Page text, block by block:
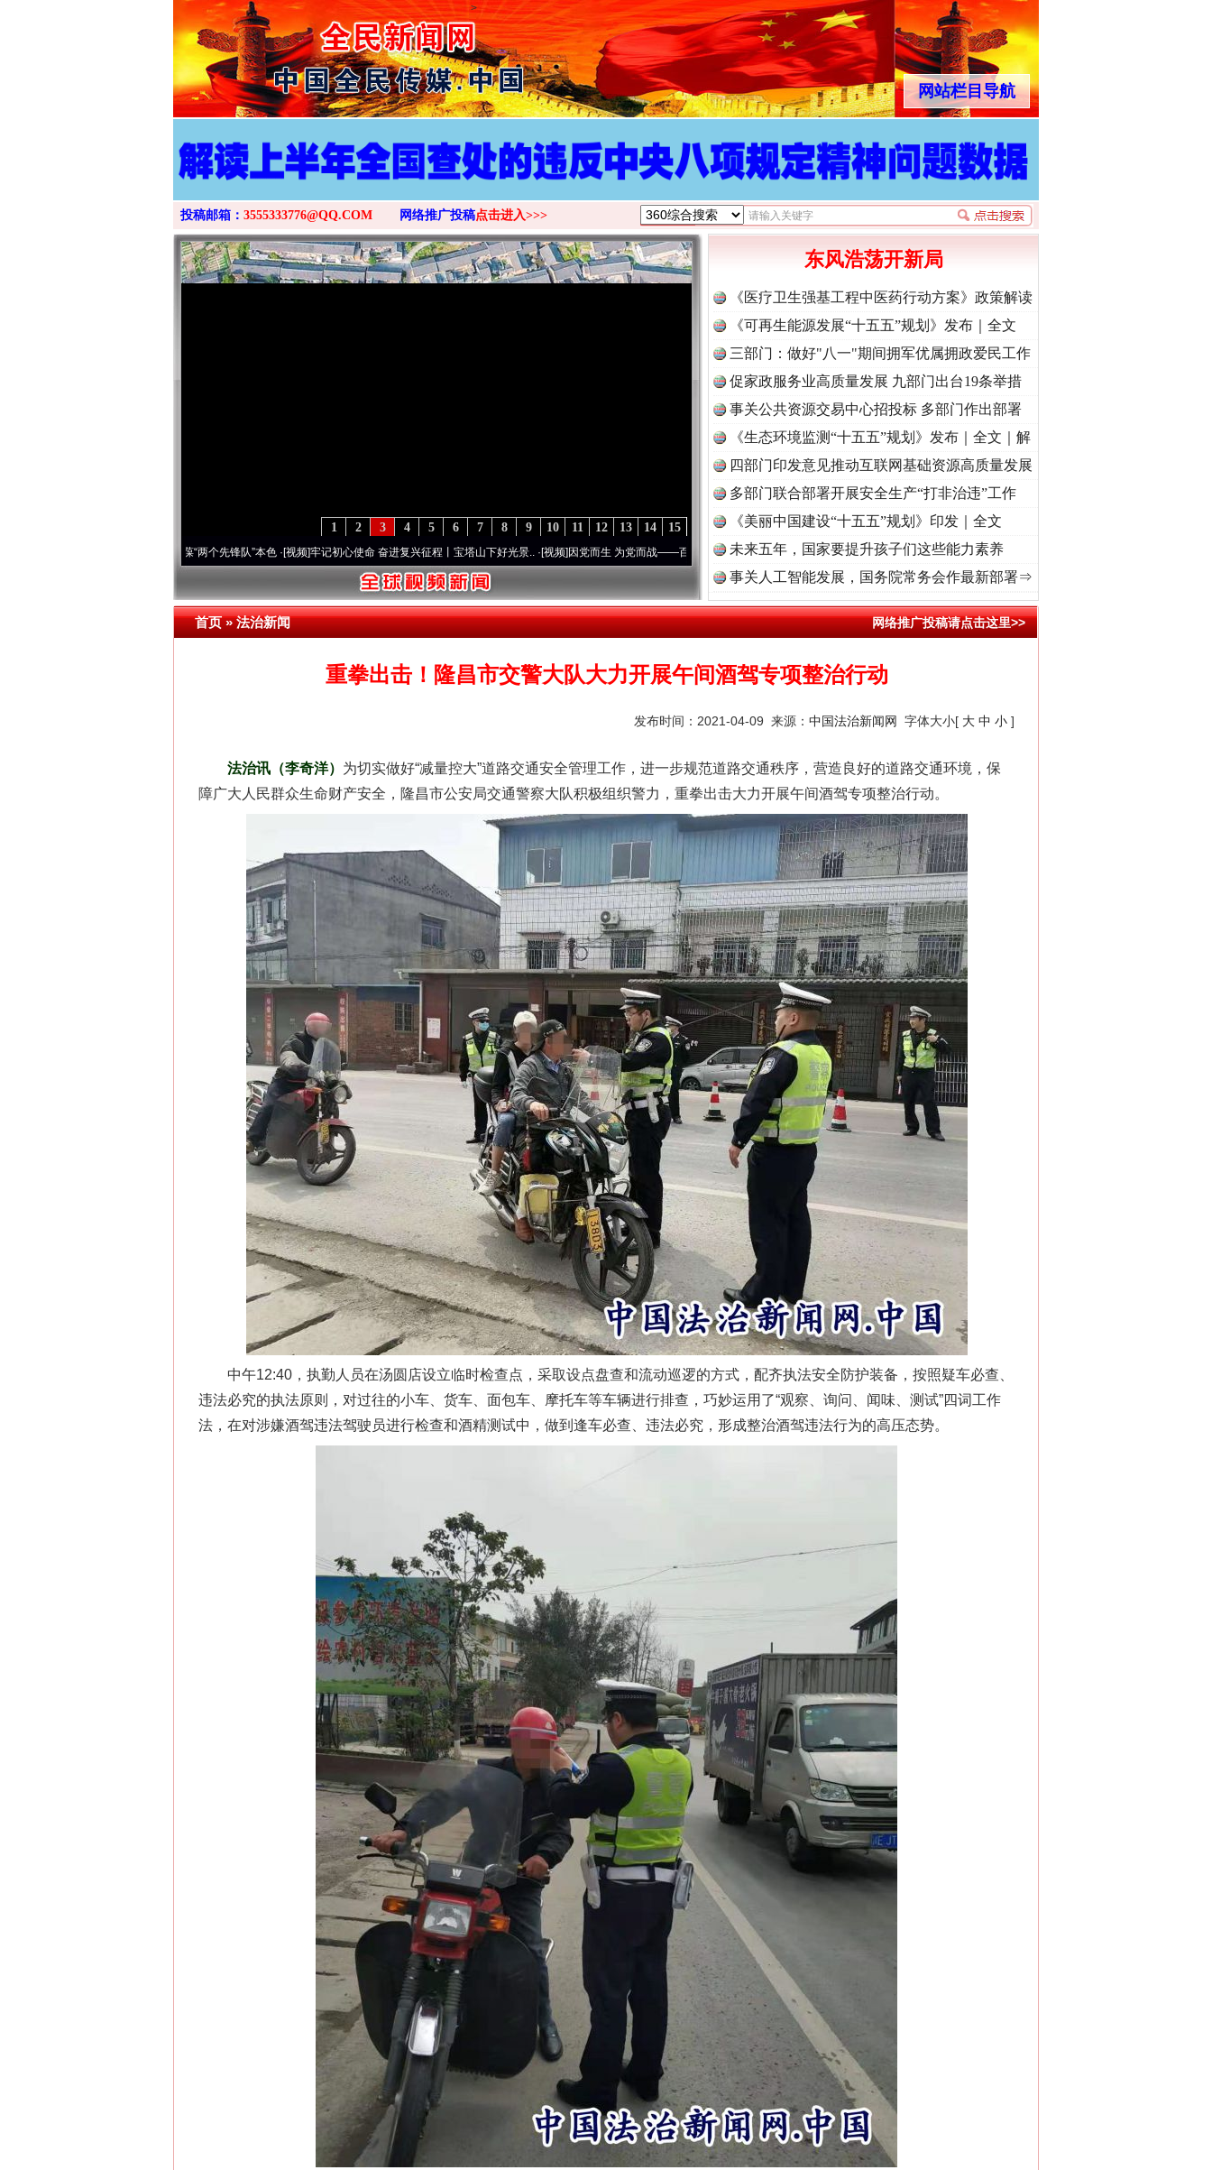
>
网站栏目导航
投稿邮箱： 3555333776@QQ.COM 网络推广投稿点击进入>>>
15
14
13
12
11
10
9
8
7
6
5
4
3
2
1
永葆“两个先锋队”本色·[视频]牢记初心使命 奋进复兴征程丨宝塔山下好光景..·[视频]因党而生 为党而战——百年“纪”事⑧加强纪律.. ·[视频]牢记初心使命 奋进复兴征程丨“转折之城”激荡..·[视频]
东风浩荡开新局
《医疗卫生强基工程中医药行动方案》政策解读
《可再生能源发展“十五五”规划》发布｜全文
三部门：做好"八一"期间拥军优属拥政爱民工作
促家政服务业高质量发展 九部门出台19条举措
事关公共资源交易中心招投标 多部门作出部署
《生态环境监测“十五五”规划》发布｜全文｜解
读
四部门印发意见推动互联网基础资源高质量发展
多部门联合部署开展安全生产“打非治违”工作
《美丽中国建设“十五五”规划》印发｜全文
未来五年，国家要提升孩子们这些能力素养
事关人工智能发展，国务院常务会作最新部署⇒
首页»法治新闻 网络推广投稿请点击这里>>
重拳出击！隆昌市交警大队大力开展午间酒驾专项整治行动
发布时间：2021-04-09 来源： 中国法治新闻网 字体大小[ 大 中 小 ]
法治讯（李奇洋） 为切实做好“减量控大”道路交通安全管理工作，进一步规范道路交通秩序，营造良好的道路交通环境，保
障广大人民群众生命财产安全，隆昌市公安局交通警察大队积极组织警力，重拳出击大力开展午间酒驾专项整治行动。
中午12:40，执勤人员在汤圆店设立临时检查点，采取设点盘查和流动巡逻的方式，配齐执法安全防护装备，按照疑车必查、
违法必究的执法原则，对过往的小车、货车、面包车、摩托车等车辆进行排查，巧妙运用了“观察、询问、闻味、测试”四词工作
法，在对涉嫌酒驾违法驾驶员进行检查和酒精测试中，做到逢车必查、违法必究，形成整治酒驾违法行为的高压态势。
网上购药对药下症？
茶叶“炒上天”
“神药”背后的真相
这是一记警钟！ 谢谢有你温暖了四季 法官巧妙执行解纠纷